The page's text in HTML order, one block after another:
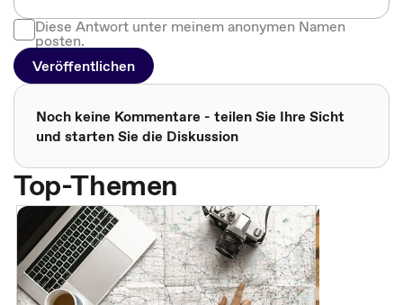
Diese Antwort unter meinem anonymen Namen
posten.
Veröffentlichen
Noch keine Kommentare - teilen Sie Ihre Sicht
und starten Sie die Diskussion
Top-Themen